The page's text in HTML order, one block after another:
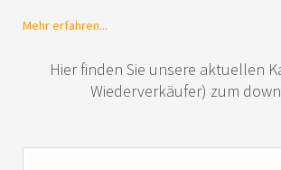
Mehr erfahren...
Hier finden Sie unsere aktuellen
Wiederverkäufer) zum